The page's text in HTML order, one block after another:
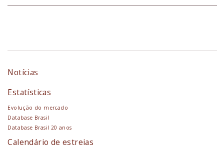
Notícias
Estatísticas
Evolução do mercado
Database Brasil
Database Brasil 20 anos
Calendário de estreias